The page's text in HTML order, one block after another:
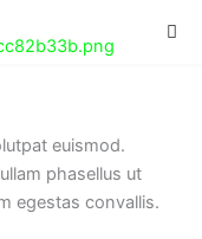
euismod.
phasellus ut
egestas convallis.